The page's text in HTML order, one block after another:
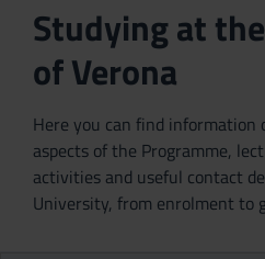
Studying at
of Verona
Here you can find information
aspects of the Programme,
activities and useful contact
University, from enrolment to